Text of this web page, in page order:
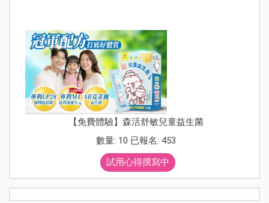
【免費體驗】森活舒敏兒童益生菌
數量: 10 已報名: 453
試用心得撰寫中